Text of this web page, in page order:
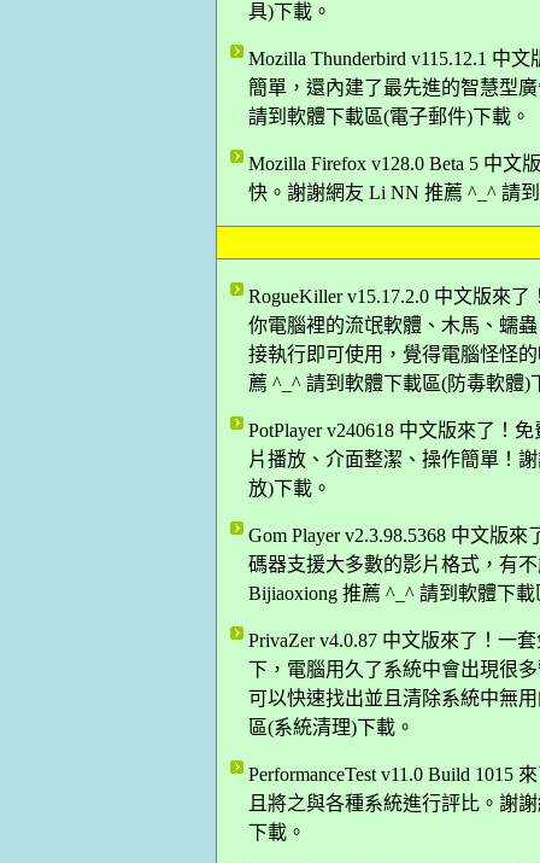
具)下載。
Mozilla Thunderbird v115.12.1 中
簡單，還內建了最先進的智慧型
請到軟體下載區(電子郵件)下載。
Mozilla Firefox v128.0 Beta 5 中
快。謝謝網友 Li NN 推薦 ^_^ 請
RogueKiller v15.17.2.0 中文版來
你電腦裡的流氓軟體、木馬、蠕
接執行即可使用，覺得電腦怪怪
薦 ^_^ 請到軟體下載區(防毒軟體)
PotPlayer v240618 中文版來了！
片播放、介面整潔、操作簡單！
放)下載。
Gom Player v2.3.98.5368 中文版
碼器支援大多數的影片格式，有
Bijiaoxiong 推薦 ^_^ 請到軟體下
PrivaZer v4.0.87 中文版來了！一
下，電腦用久了系統中會出現很
可以快速找出並且清除系統中無
區(系統清理)下載。
PerformanceTest v11.0 Build
且將之與各種系統進行評比。謝
下載。